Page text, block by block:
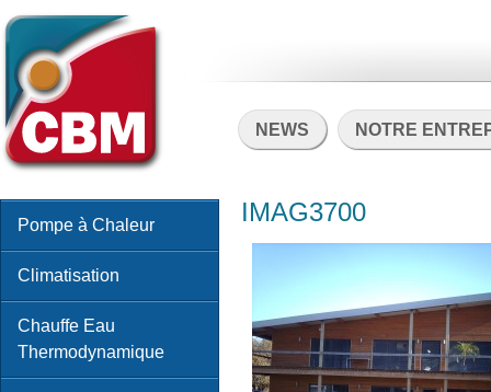
NEWS NOTRE
Pompe à Chaleur
Climatisation
Chauffe Eau
Thermodynamique
IMAG3700